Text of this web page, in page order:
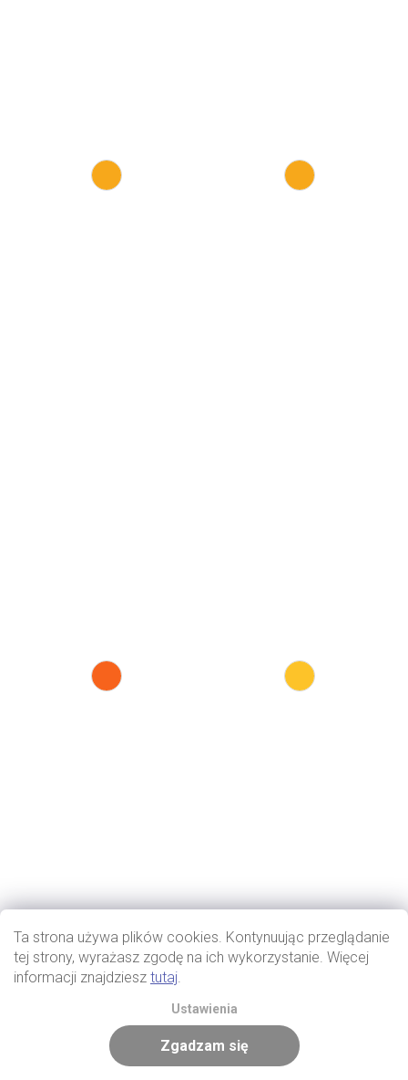
Ta strona używa plików cookies. Kontynuując przeglądanie
tej strony, wyrażasz zgodę na ich wykorzystanie. Więcej
informacji znajdziesz tutaj.
Ustawienia
Zgadzam się